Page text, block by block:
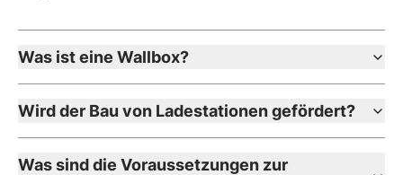
Was ist eine Wallbox?
Wird der Bau von Ladestationen gefördert?
Was sind die Voraussetzungen zur